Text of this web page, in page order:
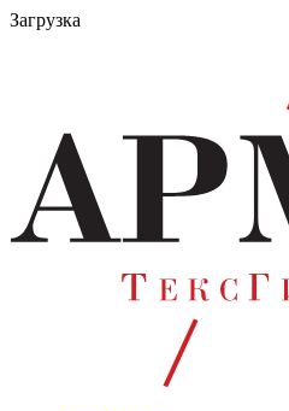
Загрузка